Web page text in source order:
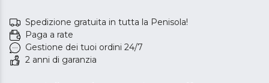
Spedizione gratuita in tutta la Penisola!
Paga a rate
Gestione dei tuoi ordini 24/7
2 anni di garanzia